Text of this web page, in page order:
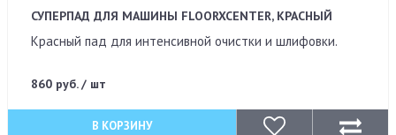
СУПЕРПАД ДЛЯ МАШИНЫ FLOORXCENTER, КРАСНЫЙ
Красный пад для интенсивной очистки и шлифовки.
860 руб. / шт
В КОРЗИНУ